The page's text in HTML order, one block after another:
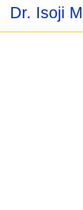
Dr. Isoji